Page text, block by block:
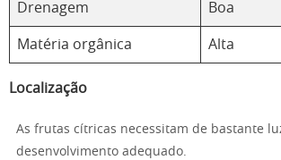
Drenagem Boa
Matéria orgânica Alta
Localização
As frutas cítricas necessitam de bastante
desenvolvimento adequado.